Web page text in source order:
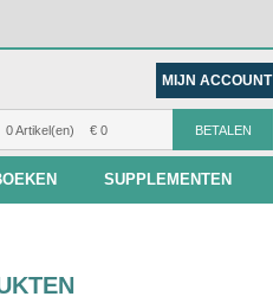
MIJN ACCOUNT
0 Artikel(en) € 0 BETALEN
SUPPLEMENTEN